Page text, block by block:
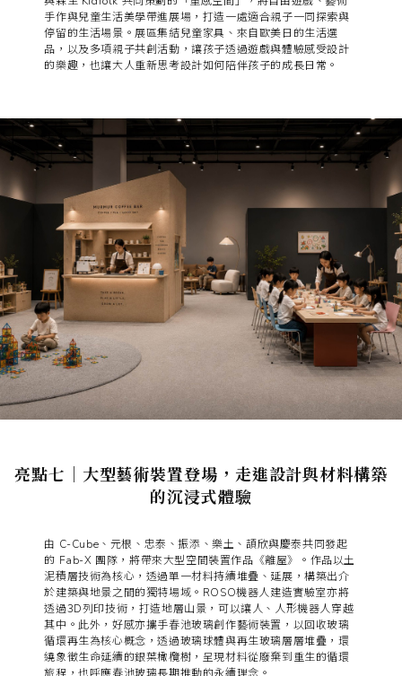
手作與兒童生活美學帶進展場，打造一處適合親子一同探索與
停留的生活場景。展區集結兒童家具、來自歐美日的生活選
品，以及多項親子共創活動，讓孩子透過遊戲與體驗感受設計
的樂趣，也讓大人重新思考設計如何陪伴孩子的成長日常。
亮點七｜大型藝術裝置登場，走進設計與材料構築
的沉浸式體驗
由 C-Cube、元根、忠泰、振添、樂土、頡欣與慶泰共同發起
的 Fab-X 團隊，將帶來大型空間裝置作品《離屋》。作品以土
泥積層技術為核心，透過單一材料持續堆疊、延展，構築出介
於建築與地景之間的獨特場域。ROSO機器人建造實驗室亦將
透過3D列印技術，打造地層山景，可以讓人、人形機器人穿越
其中。此外，好感亦攜手春池玻璃創作藝術裝置，以回收玻璃
循環再生為核心概念，透過玻璃球體與再生玻璃層層堆疊，環
繞象徵生命延續的銀葉橄欖樹，呈現材料從廢棄到重生的循環